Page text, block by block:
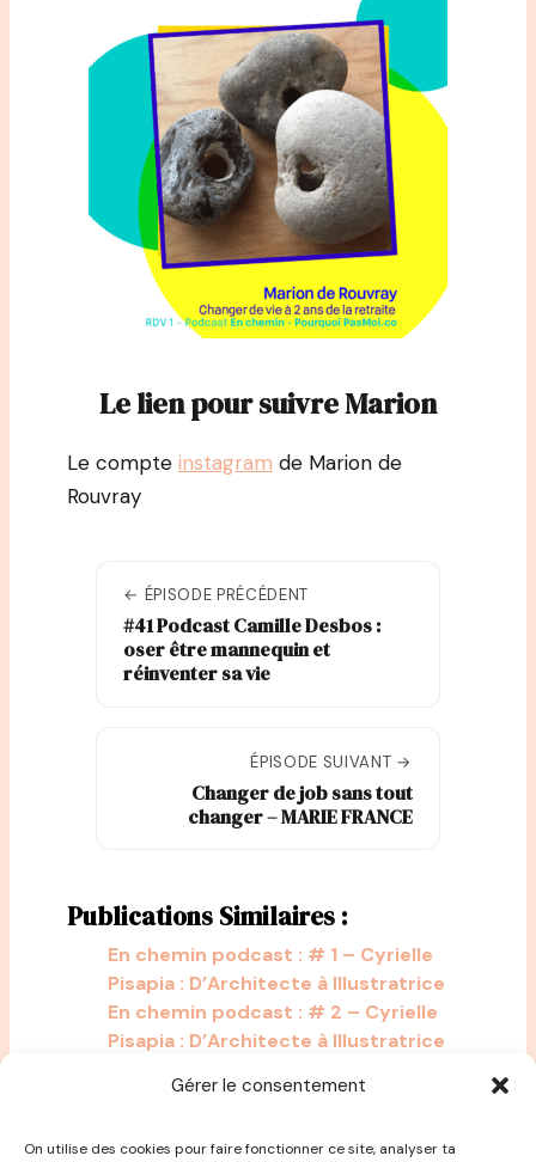
Gérer le consentement
On utilise des cookies pour faire fonctionner ce site, analyser ta
Le lien pour suivre Marion
Le compte instagram de Marion de
Rouvray
← ÉPISODE PRÉCÉDENT
#41 Podcast Camille Desbos :
oser être mannequin et
réinventer sa vie
ÉPISODE SUIVANT →
Changer de job sans tout
changer – MARIE FRANCE
Publications Similaires :
En chemin podcast : # 1 – Cyrielle
Pisapia : D’Architecte à Illustratrice
En chemin podcast : # 2 – Cyrielle
Pisapia : D’Architecte à Illustratrice
Pisapia : D’Architecte à Illustratrice